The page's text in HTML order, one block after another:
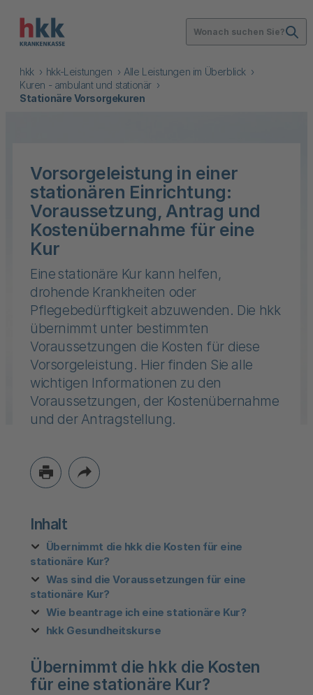
Wonach suchen Sie?
hkk hkk-Leistungen
Alle Leistungen im Überblick
Kuren - ambulant und stationär
Stationäre Vorsorgekuren
Vorsorgeleistung in einer
stationären Einrichtung:
Voraussetzung, Antrag und
Kostenübernahme für eine
Kur
Eine stationäre Kur kann helfen,
drohende Krankheiten oder
Pflegebedürftigkeit abzuwenden. Die hkk
übernimmt unter bestimmten
Voraussetzungen die Kosten für diese
Vorsorgeleistung. Hier finden Sie alle
wichtigen Informationen zu den
Voraussetzungen, der Kostenübernahme
und der Antragstellung.
Inhalt
Übernimmt die hkk die Kosten für eine
stationäre Kur?
Was sind die Voraussetzungen für eine
stationäre Kur?
Wie beantrage ich eine stationäre Kur?
hkk Gesundheitskurse
Übernimmt die hkk die Kosten
für eine stationäre Kur?